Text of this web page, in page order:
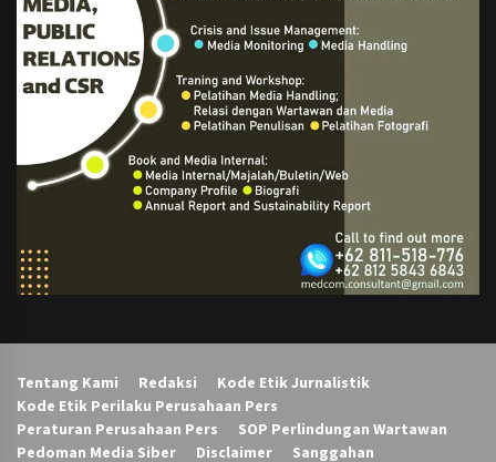
Tentang Kami Redaksi
Kode Etik Jurnalistik
Kode Etik Perilaku Perusahaan Pers
Peraturan Perusahaan Pers
SOP Perlindungan Wartawan
Pedoman Media Siber
Disclaimer Sanggahan